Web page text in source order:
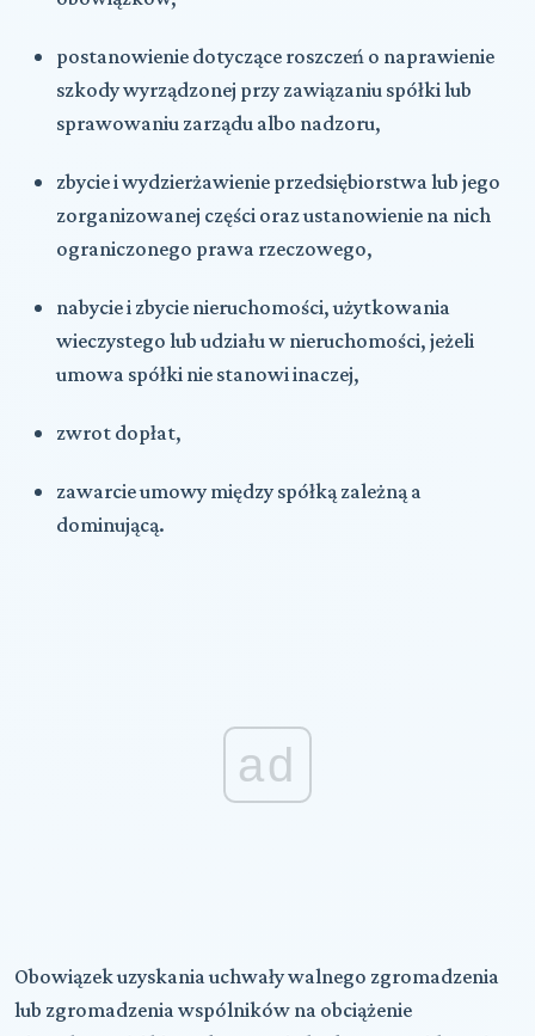
postanowienie dotyczące roszczeń o naprawienie
szkody wyrządzonej przy zawiązaniu spółki lub
sprawowaniu zarządu albo nadzoru,
zbycie i wydzierżawienie przedsiębiorstwa lub jego
zorganizowanej części oraz ustanowienie na nich
ograniczonego prawa rzeczowego,
nabycie i zbycie nieruchomości, użytkowania
wieczystego lub udziału w nieruchomości, jeżeli
umowa spółki nie stanowi inaczej,
zwrot dopłat,
zawarcie umowy między spółką zależną a
dominującą.
ad
Obowiązek uzyskania uchwały walnego zgromadzenia
lub zgromadzenia wspólników na obciążenie